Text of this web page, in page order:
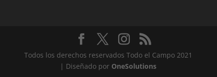
Todos los derechos reservados Todo el Campo 2021
| Diseñado por OneSolutions